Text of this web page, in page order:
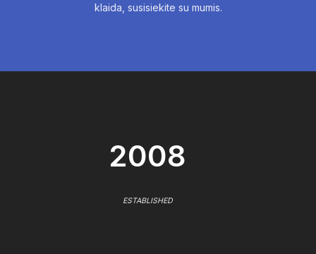
klaida, susisiekite su mumis.
2008
ESTABLISHED